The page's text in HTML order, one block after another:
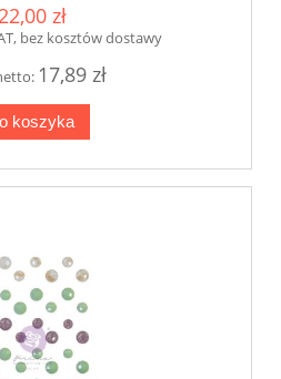
zł
bez kosztów dostawy
17,89 zł
koszyka